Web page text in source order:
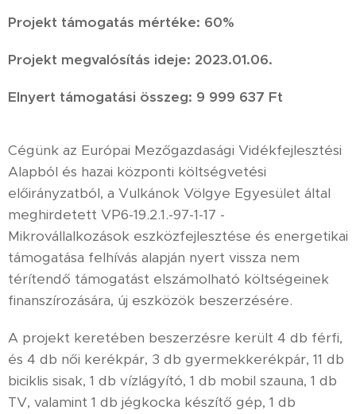
Projekt támogatás mértéke: 60%
Projekt megvalósítás ideje: 2023.01.06.
Elnyert támogatási összeg: 9 999 637 Ft
Cégünk az Európai Mezőgazdasági Vidékfejlesztési
Alapból és hazai központi költségvetési
előirányzatból, a Vulkánok Völgye Egyesület által
meghirdetett VP6-19.2.1.-97-1-17 -
Mikrovállalkozások eszközfejlesztése és energetikai
támogatása felhívás alapján nyert vissza nem
térítendő támogatást elszámolható költségeinek
finanszírozására, új eszközök beszerzésére.
A projekt keretében beszerzésre került 4 db férfi,
és 4 db női kerékpár, 3 db gyermekkerékpár, 11 db
biciklis sisak, 1 db vízlágyító, 1 db mobil szauna, 1 db
TV, valamint 1 db jégkocka készítő gép, 1 db